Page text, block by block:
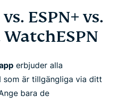
ESPN+ vs.
WatchESPN
erbjuder alla
som är tillgängliga via ditt
bara de